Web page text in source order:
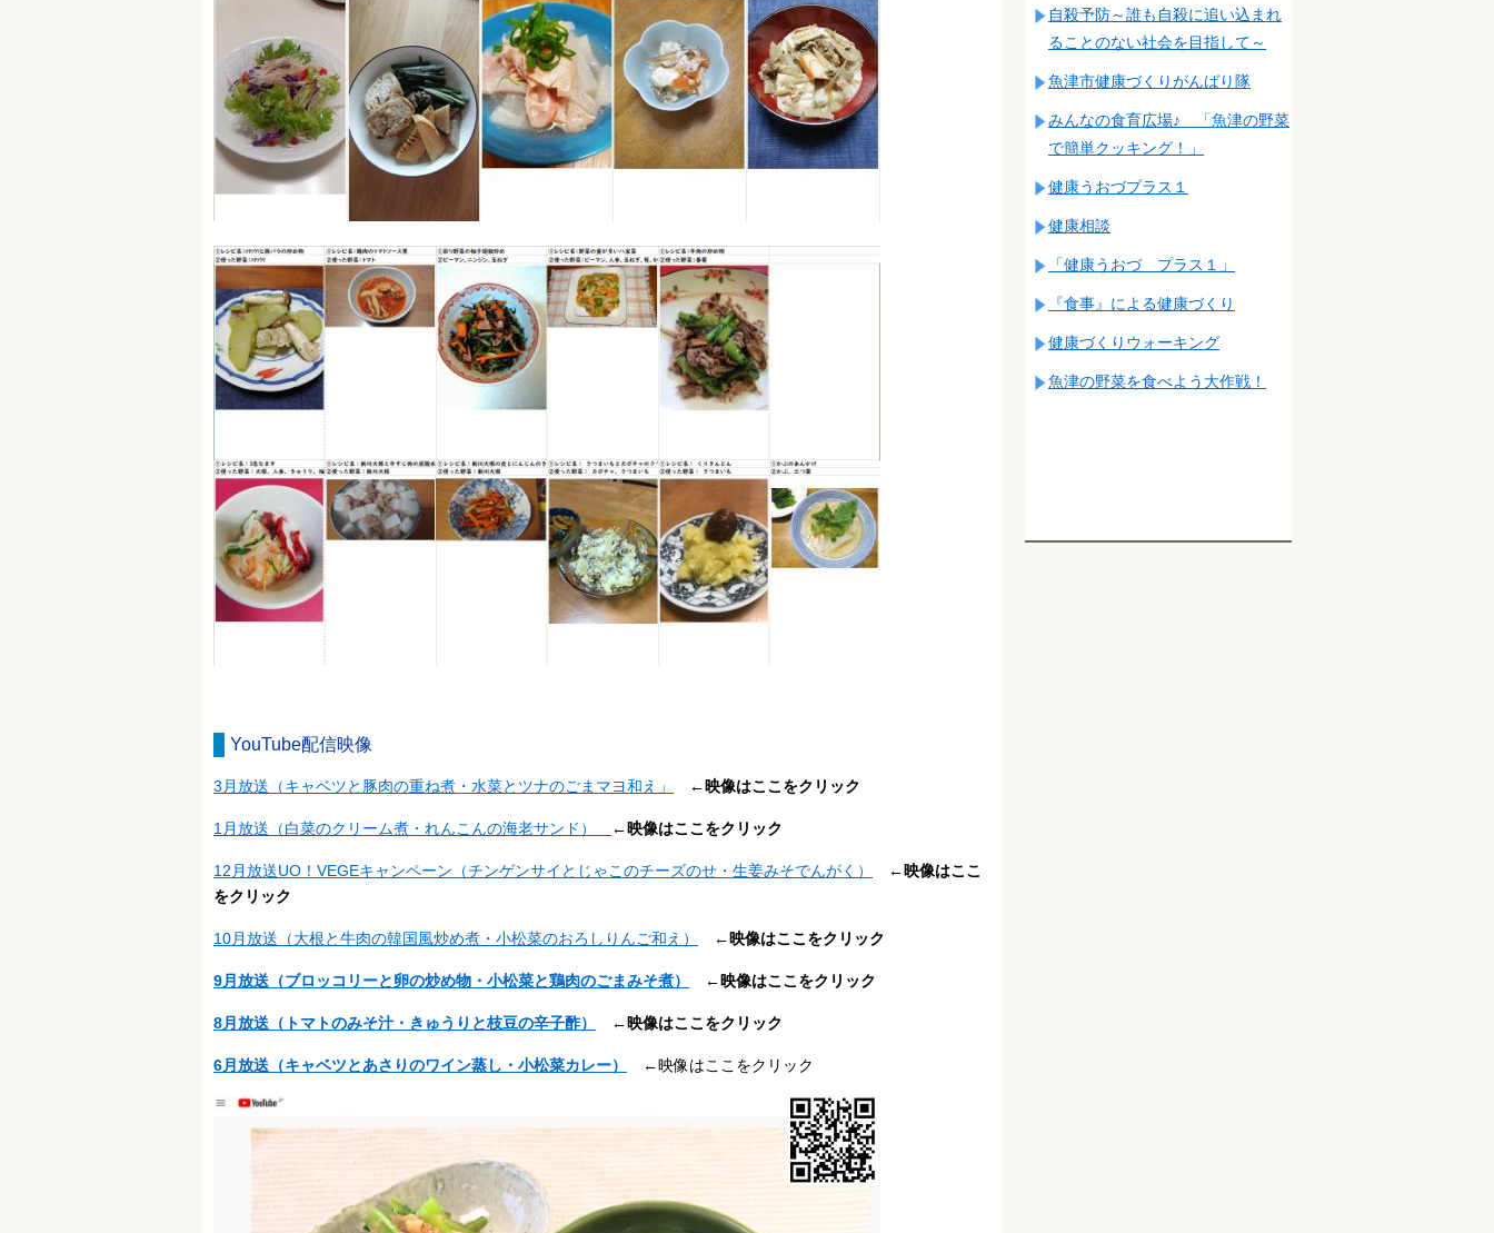
YouTube配信映像
3月放送（キャベツと豚肉の重ね煮・水菜とツナのごまマヨ和え」 ←映像はここをクリック
1月放送（白菜のクリーム煮・れんこんの海老サンド） ←映像はここをクリック
12月放送UO！VEGEキャンペーン（チンゲンサイとじゃこのチーズのせ・生姜みそでんがく）
←映像はここ
をクリック
10月放送（大根と牛肉の韓国風炒め煮・小松菜のおろしりんご和え） ←映像はここをクリック
9月放送（ブロッコリーと卵の炒め物・小松菜と鶏肉のごまみそ煮） ←映像はここをクリック
8月放送（トマトのみそ汁・きゅうりと枝豆の辛子酢） ←映像はここをクリック
6月放送（キャベツとあさりのワイン蒸し・小松菜カレー） ←映像はここをクリック
自殺予防～誰も自殺に追い込まれ
ることのない社会を目指して～
魚津市健康づくりがんばり隊
みんなの食育広場♪ 「魚津の野菜
で簡単クッキング！」
健康うおづプラス１
健康相談
「健康うおづ プラス１」
『食事』による健康づくり
健康づくりウォーキング
魚津の野菜を食べよう大作戦！